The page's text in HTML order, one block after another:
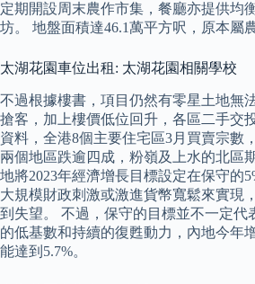
定期開設周末農作市集，餐廳亦提供均
坊。 地盤面積達46.1萬平方呎，原本屬
太湖花園車位出租: 太湖花園相關學校
不過根據樓書，項目仍然有零星土地無
搶客，加上樓價低位回升，各區二手交
資料，全港8個主要住宅區3月買賣宗數
兩個地區跌逾四成，粉嶺及上水的北區
地將2023年經濟增長目標設定在保守的
大規模財政刺激或激進貨幣寬鬆來實現
到失望。 不過，保守的目標並不一定代
的低基數和持續的復甦動力，內地今年
能達到5.7%。